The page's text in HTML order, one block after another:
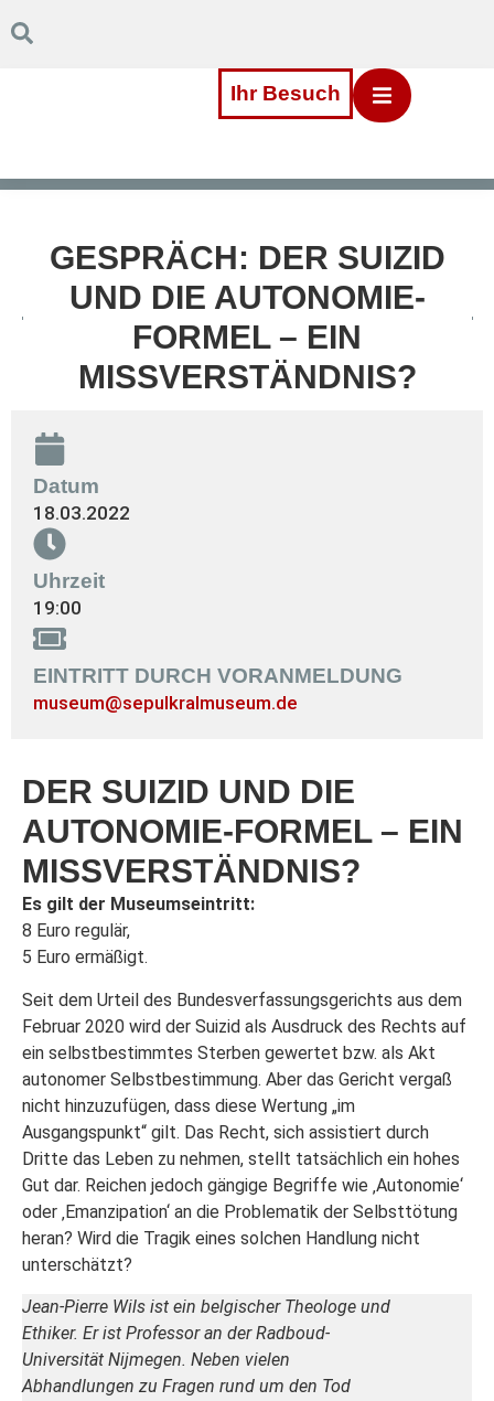
Inhalt
zum
Ihr Besuch
GESPRÄCH: DER SUIZID
UND DIE AUTONOMIE-
FORMEL – EIN
MISSVERSTÄNDNIS?
Datum
18.03.2022
Uhrzeit
19:00
EINTRITT DURCH VORANMELDUNG
museum@sepulkralmuseum.de
DER SUIZID UND DIE
AUTONOMIE-FORMEL – EIN
MISSVERSTÄNDNIS?
Es gilt der Museumseintritt:
8 Euro regulär,
5 Euro ermäßigt.
Seit dem Urteil des Bundesverfassungsgerichts aus dem
Februar 2020 wird der Suizid als Ausdruck des Rechts auf
ein selbstbestimmtes Sterben gewertet bzw. als Akt
autonomer Selbstbestimmung. Aber das Gericht vergaß
nicht hinzuzufügen, dass diese Wertung „im
Ausgangspunkt“ gilt. Das Recht, sich assistiert durch
Dritte das Leben zu nehmen, stellt tatsächlich ein hohes
Gut dar. Reichen jedoch gängige Begriffe wie ‚Autonomie‘
oder ‚Emanzipation‘ an die Problematik der Selbsttötung
heran? Wird die Tragik eines solchen Handlung nicht
unterschätzt?
Jean-Pierre Wils ist ein belgischer Theologe und
Ethiker. Er ist Professor an der Radboud-
Universität Nijmegen. Neben vielen
Abhandlungen zu Fragen rund um den Tod